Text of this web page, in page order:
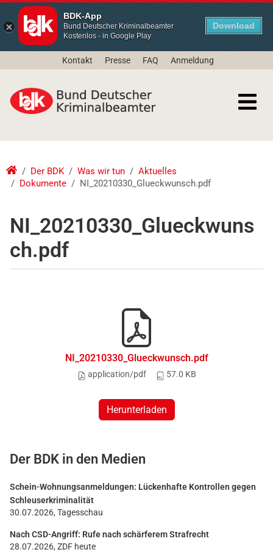
BDK-App
Bund Deutscher Kriminalbeamter
Kostenlos - in Google Play
Download
Kontakt Presse FAQ Anmeldung
Der BDK Was wir tun
Aktuelles
Dokumente
NI_20210330_Glueckwunsch.pdf
NI_20210330_Glueckwuns
ch.pdf
NI_20210330_Glueckwunsch.pdf
application/pdf 57.0 KB
Herunterladen
Der BDK in den Medien
Schein-Wohnungsanmeldungen: Lückenhafte Kontrollen gegen
Schleuserkriminalität
30.07.2026, Tagesschau
Nach CSD-Angriff: Rufe nach schärferem Strafrecht
28.07.2026, ZDF heute